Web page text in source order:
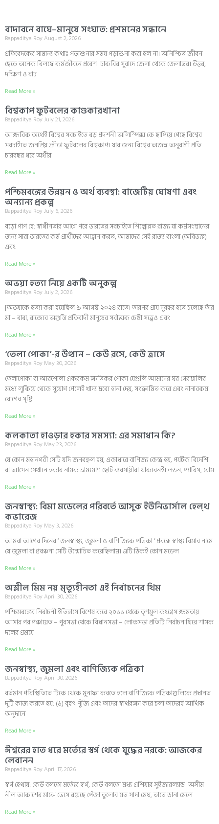
বাদাবনে বাঘে–মানুষে সংঘাত: প্রশমনের সন্ধানে
Bappaditya RoyAugust 2, 2026
প্রতিবেদকের সামান্য কথাঃ পড়াশুনার সময় পড়াশুনা করা হল না। অনিশ্চিত জীবন
ছেড়ে অনেক বিলম্বে কর্মজীবনে প্রবেশ। চাকরির সুবাদে জেলা থেকে জেলান্তর। উত্তর,
দক্ষিণ ও রাঢ়
Read More »
বিশ্বকাপ ফুটবলের কাণ্ডকারখানা
Bappaditya RoyJuly 21, 2026
আক্ষরিক অর্থেই বিশ্বের সবচাইতে বড় প্রদর্শনী অলিম্পিক্স কে ছাপিয়ে গেছে বিশ্বের
সবচাইতে জনপ্রিয় ক্রীড়া ফুটবলের বিশ্বকাপ। যার জন্য বিশ্বের অজস্র অনুরাগী প্রতি
চারবছর ধরে অধীর
Read More »
পশ্চিমবঙ্গের উন্নয়ন ও অর্থ ব্যবস্থা: বাজেটিয় ঘোষণা এবং
অন্যান্য প্রকল্প
Bappaditya RoyJuly 6, 2026
বড়ো পাপ হে: স্বাধীনতার আগে পরে ভারতের সবচাইতে শিল্পোন্নত রাজ্য যা কর্মসংস্থানের
জন্য সারা ভারতের কর্ম প্রার্থীদের আহ্বান করত, আমাদের সেই রাজ্য বাংলা (অবিভক্ত)
এবং
Read More »
অভয়া হত্যা নিয়ে একটি অনুকল্প
Bappaditya RoyJuly 2, 2026
[অভয়াকে হত্যা করা হয়েছিল ৯ আগষ্ট ২০২৪ রাতে। তারপর প্রায় দুবছর হতে চলেছে তাঁর
মা – বাবা, রাজ্যের অগুন্তি প্রতিবাদী মানুষের সর্বাত্মক চেষ্টা সত্ত্বেও এবং
Read More »
‘তেলা পোকা’-র উত্থান – কেউ রসে, কেউ ত্রাসে
Bappaditya Roy May 30, 2026
তেলাপোকা বা আরশোলা একরকম ক্ষতিকর পোকা যেগুলি আমাদের ঘর গেরস্থালির
মধ্যে লুকিয়ে থেকে সুযোগ পেলেই খাদ্য দ্রব্যে হানা দেয়, সংক্রামিত করে এবং নানারকম
রোগের সৃষ্টি
Read More »
কলকাতা হাওড়ার হকার সমস্যা: এর সমাধান কি?
Bappaditya Roy May 23, 2026
যে কোন মহানগরী সেটি যদি জনবহুল হয়, একাধারে বাণিজ্য কেন্দ্র হয়, পর্যটক বিদেশি
রা আসেন সেখানে হকার নামক ভ্রাম্যমাণ ছোট ব্যবসায়ীরা থাকবেনই। লন্ডন, প্যারিস, রোম
Read More »
জনস্বাস্থ্য: বিমা মডেলের পরিবর্তে আসুক ইউনিভার্সাল হেল্থ
কভারেজ
Bappaditya Roy May 3, 2026
আমরা আগের দিনের ‘ জনস্বাস্থ্য, জুমলা ও বাণিজ্যিক পত্রিকা ‘ প্রবন্ধে স্বাস্থ্য বিমার নামে
যে জুমলা বা প্রবঞ্চনা সেটি উন্মোচিত করেছিলাম। এটি ঠিকই কোন মডেল
Read More »
অশ্লীল মিম নয় মৃত্যুহীনতা এই নির্বাচনের থিম
Bappaditya RoyApril 30, 2026
পশ্চিমবঙ্গের নির্বাচনী ইতিহাসে বিশেষ করে ২০১১ থেকে তৃণমূল কংগ্রেস ক্ষমতায়
আসার পর পঞ্চায়েত – পুরসভা থেকে বিধানসভা – লোকসভা প্রতিটি নির্বাচন ঘিরে শাসক
দলের প্রশ্রয়ে
Read More »
জনস্বাস্থ্য, জুমলা এবং বাণিজ্যিক পত্রিকা
Bappaditya RoyApril 30, 2026
বর্তমান পরিস্থিতিতে টিকে থেকে মুনাফা করতে হলে বাণিজ্যিক পত্রিকাগুলিকে প্রধানত
দুটি কাজ করতে হয়: (১) বৃহৎ পুঁজি এবং তাদের স্বার্থরক্ষা করে চলা তাদেরই আর্থিক
অনুদানে
Read More »
ঈশ্বরের হাত ধরে মর্ত্যের স্বর্গ থেকে যুদ্ধের নরকে: আজকের
লেবানন
Bappaditya RoyApril 17, 2026
স্বর্গ হেথায়: কেউ বলতো মর্ত্যের স্বর্গ, কেউ বলতো মধ্য এশিয়ার সুইজারল্যান্ড। অসীম
নীল আকাশের মাঝে ভেসে রয়েছে পেঁজা তুলোর মত সাদা মেঘ, তাতে ডানা মেলে
Read More »